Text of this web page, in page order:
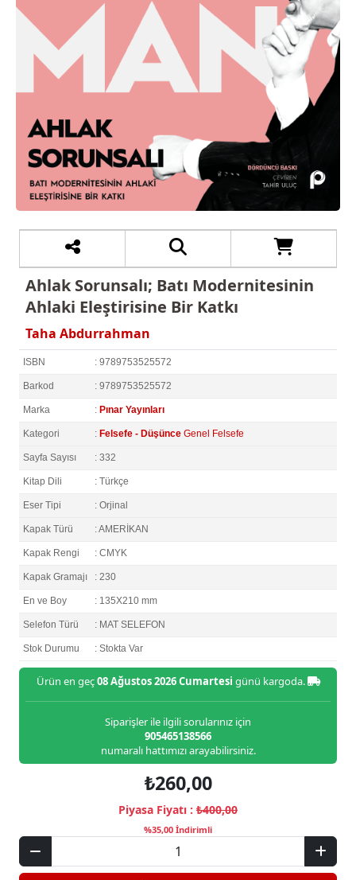
Ahlak Sorunsalı; Batı Modernitesinin
Ahlaki Eleştirisine Bir Katkı
Taha Abdurrahman
ISBN : 9789753525572
Barkod : 9789753525572
Marka : Pınar Yayınları
Kategori : Felsefe - Düşünce Genel Felsefe
Sayfa Sayısı : 332
Kitap Dili : Türkçe
Eser Tipi : Orjinal
Kapak Türü : AMERİKAN
Kapak Rengi : CMYK
Kapak Gramajı : 230
En ve Boy : 135X210 mm
Selefon Türü : MAT SELEFON
Stok Durumu : Stokta Var
Ürün en geç08 Ağustos 2026 Cumartesi günü kargoda.
Siparişler ile ilgili sorularınız için
905465138566
numaralı hattımızı arayabilirsiniz.
₺260,00
Piyasa Fiyatı : ₺400,00
%35,00 İndirimli